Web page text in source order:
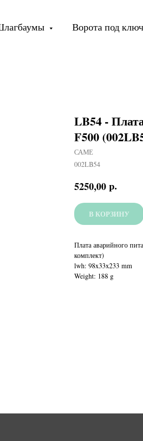
Ворота под ключ
LB54 -
F500
САМЕ
002LB54
5250,00 р.
В КОРЗИНУ
Плата аварийного
комплект)
lwh: 98x33x233 mm
Weight: 188 g